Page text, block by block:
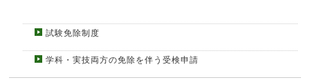
試験免除制度
学科・実技両方の免除を伴う受検申請